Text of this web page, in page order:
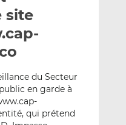
site
du Secteur
en garde à
qui prétend